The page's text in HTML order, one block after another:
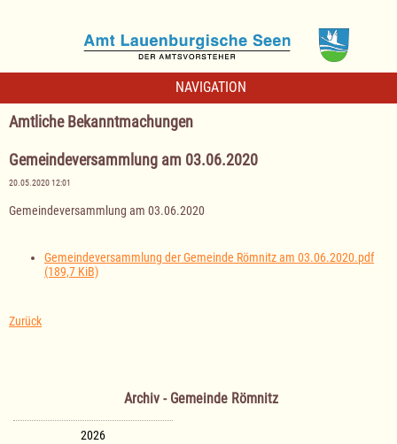
NAVIGATION
Amtliche Bekanntmachungen
Gemeindeversammlung am 03.06.2020
20.05.2020 12:01
Gemeindeversammlung am 03.06.2020
Gemeindeversammlung der Gemeinde Römnitz am 03.06.2020.pdf
(189,7 KiB)
Zurück
Archiv - Gemeinde Römnitz
2026